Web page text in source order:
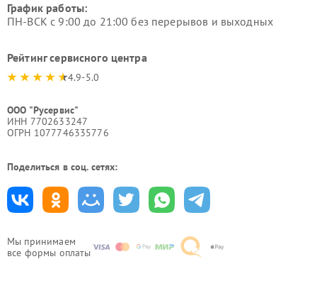
Мы принимаем
все формы оплаты
График работы:
ПН-ВСК с 9:00 до 21:00 без перерывов и выходных
Рейтинг сервисного центра
4.9-5.0
ООО "Русервис"
ИНН 7702633247
ОГРН 1077746335776
Поделиться в соц. сетях: